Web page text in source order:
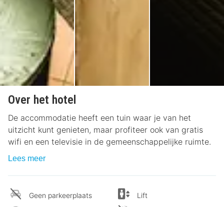
Over het hotel
De accommodatie heeft een tuin waar je van het
uitzicht kunt genieten, maar profiteer ook van gratis
wifi en een televisie in de gemeenschappelijke ruimte.
Lees meer
Geen parkeerplaats
Lift